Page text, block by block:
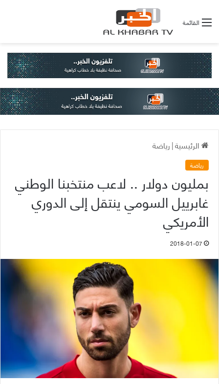
القائمة
الرئيسية|رياضة
رياضة
بمليون دولار .. لاعب منتخبنا الوطني
غابرييل السومي ينتقل إلى الدوري
الأمريكي
2018-01-07